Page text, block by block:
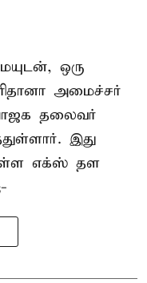
ஒரு
அமைச்சர்
தலைவர்
இது
எக்ஸ் தள